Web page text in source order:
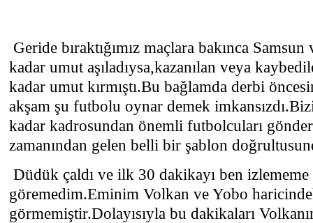
Geride bıraktığımız maçlara bakınca
kadar umut aşıladıysa,kazanılan veya
kadar umut kırmıştı.Bu bağlamda derbi
akşam şu futbolu oynar demek
kadar kadrosundan önemli futbolcuları
zamanından gelen belli bir şablon
Düdük çaldı ve ilk 30 dakikayı ben izlememe
göremedim.Eminim Volkan ve Yobo
görmemiştir.Dolayısıyla bu dakikaları